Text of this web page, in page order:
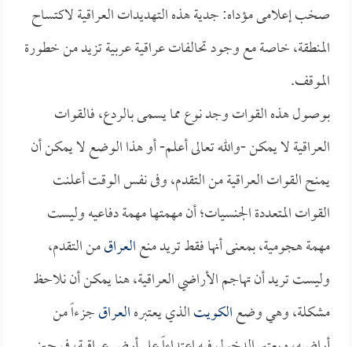
صخب إعلامى مؤداه: جدية هذه التهديدات العراقية لاكتساح
المنطقة، خاصة مع وجود تحالفات عراقية عربية تزيد من خطورة
الموقف.
بوصول هذه القوات وجد نوع مما يسمى بالردع، فالقوات
العراقية لا يمكن -والله تعالى أعلم- أو هذا الوضع لا يمكن أن
يمنح القوات العراقية من التقدم، وفى نفس الوقت أعلنت
القوات المتعددة الجنسيات؛ أن مهمتها مهمة دفاعيه وليست
مهمة هجومية، بمعنى أنها فقط تريد منعالعراقمن التقدم،
وليست تريد أن تهاجم الأراضي العراقية، هنا يمكن أن نلاحظ
مشكلة، وهي وضعالكويتالذي يعتبرهالعراقجزءاً من